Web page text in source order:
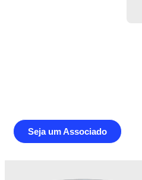
Seja um Associado